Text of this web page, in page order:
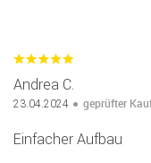
Andrea C.
23.04.2024 geprüfter
Einfacher Aufbau